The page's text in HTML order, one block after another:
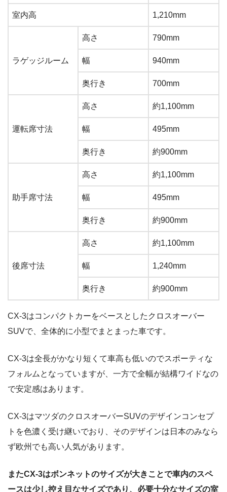
室内高 1,210mm
ラゲッジルーム
高さ 790mm
幅 940mm
奥行き 700mm
運転席寸法
高さ 約1,100mm
幅 495mm
奥行き 約900mm
助手席寸法
高さ 約1,100mm
幅 495mm
奥行き 約900mm
後席寸法
高さ 約1,100mm
幅 1,240mm
奥行き 約900mm
CX-3はコンパクトカーをベースとしたクロスオーバー
SUVで、全体的に小型でまとまった車です。
CX-3は全長がかなり短くて車高も低いのでスポーティな
フォルムとなっていますが、一方で全幅が結構ワイドなの
で安定感はあります。
CX-3はマツダのクロスオーバーSUVのデザインコンセプ
トを色濃く受け継いでおり、そのデザインは日本のみなら
ず欧州でも高い人気があります。
またCX-3はボンネットのサイズが大きことで車内のスペ
ースは少し控え目なサイズであり、必要十分なサイズの室